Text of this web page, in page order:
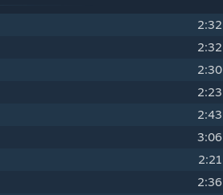
2:32
2:32
2:30
2:23
2:43
3:06
2:21
2:36